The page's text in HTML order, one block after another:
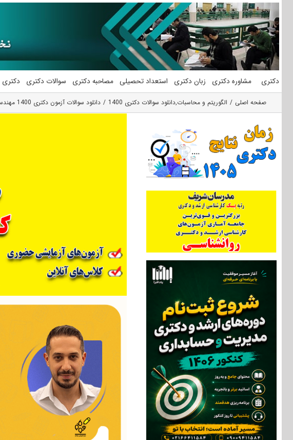
محتوا
دکتری مشاوره دکتری زبان دکتری استعداد تحصیلی مصاحبه دکتری سوالات دکتری
صفحه اصلی الگوریتم و محاسبات,دانلود سوالات دکتری 1400 دانلود سوالات آزمون دکتری 1400 مهندسی کامپیوتر – نرم‌افزار و الگوریتم (2354)